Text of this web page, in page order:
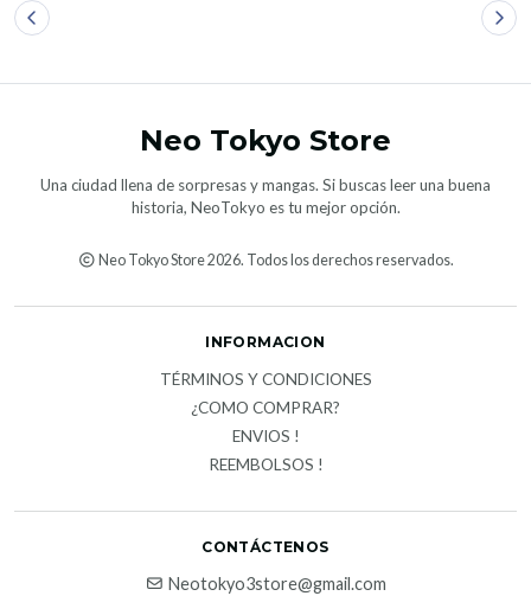
Neo Tokyo Store
Una ciudad llena de sorpresas y mangas. Si buscas leer una buena
historia, NeoTokyo es tu mejor opción.
Neo Tokyo Store 2026. Todos los derechos reservados.
INFORMACION
TÉRMINOS Y CONDICIONES
¿COMO COMPRAR?
ENVIOS !
REEMBOLSOS !
CONTÁCTENOS
Neotokyo3store@gmail.com